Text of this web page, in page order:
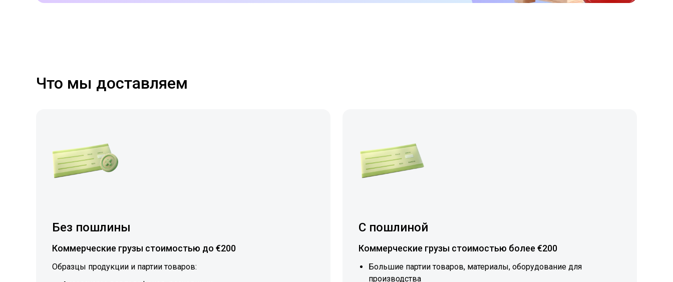
Большие партии товаров, материалы, оборудование для
производства
Образцы продукции и партии товаров:
Коммерческие грузы стоимостью до €200 Коммерческие грузы стоимостью более €200
Без пошлины
Что мы доставляем
С пошлиной